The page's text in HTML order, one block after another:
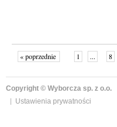
« poprzednie 1 ... 8
Copyright © Wyborcza sp. z o.o.
Ustawienia prywatności